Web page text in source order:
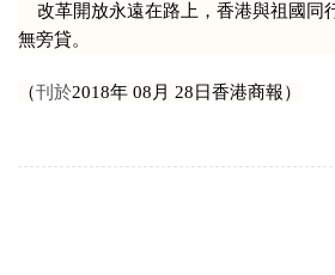
改革開放永遠在路上，香港與祖國同
無旁貸。
（刊於2018年 08月 28日香港商報）